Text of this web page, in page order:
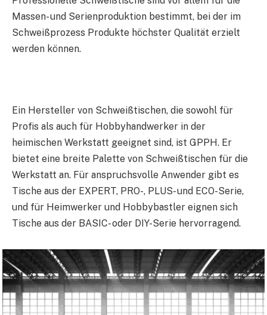
Massen- und Serienproduktion bestimmt, bei der im
Schweißprozess Produkte höchster Qualität erzielt
werden können.
Ein Hersteller von Schweißtischen, die sowohl für
Profis als auch für Hobbyhandwerker in der
heimischen Werkstatt geeignet sind, ist GPPH. Er
bietet eine breite Palette von Schweißtischen für die
Werkstatt an. Für anspruchsvolle Anwender gibt es
Tische aus der EXPERT, PRO-, PLUS- und ECO-Serie,
und für Heimwerker und Hobbybastler eignen sich
Tische aus der BASIC- oder DIY-Serie hervorragend.